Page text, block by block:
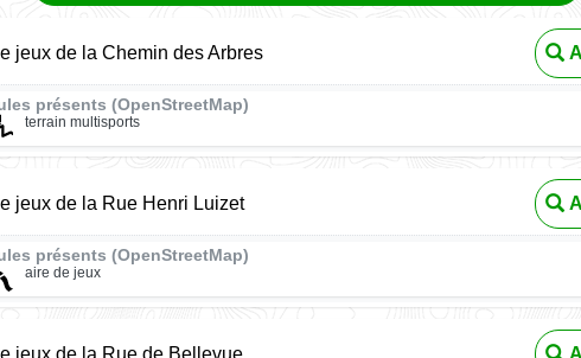
jeux de la Chemin des Arbres
présents (OpenStreetMap)
terrain multisports
jeux de la Rue Henri Luizet
présents (OpenStreetMap)
aire de jeux